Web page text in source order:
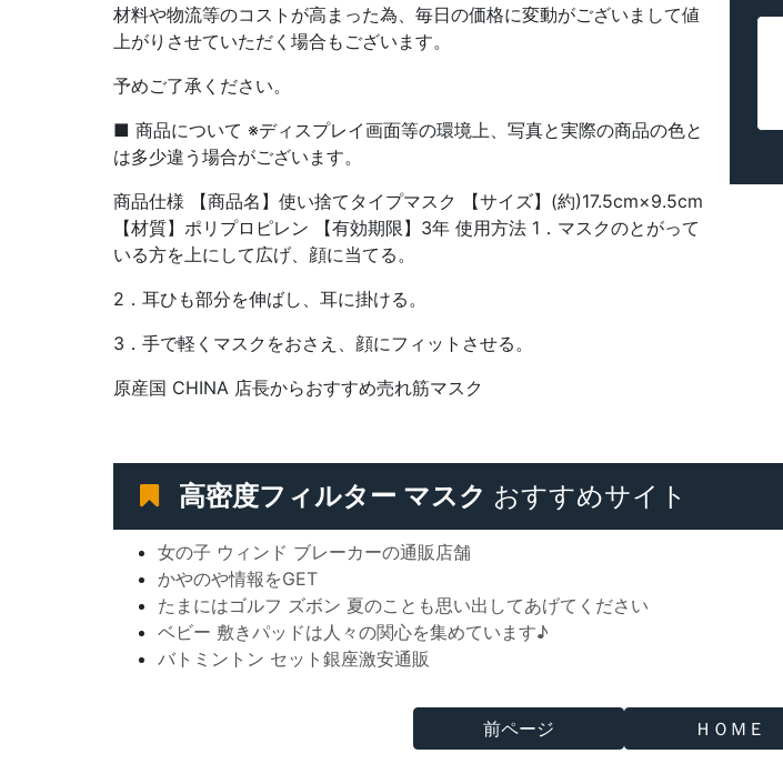
材料や物流等のコストが高まった為、毎日の価格に変動がございまして値
上がりさせていただく場合もございます。
予めご了承ください。
■ 商品について ※ディスプレイ画面等の環境上、写真と実際の商品の色と
は多少違う場合がございます。
商品仕様 【商品名】使い捨てタイプマスク 【サイズ】(約)17.5cm×9.5cm
【材質】ポリプロピレン 【有効期限】3年 使用方法 1．マスクのとがって
いる方を上にして広げ、顔に当てる。
2．耳ひも部分を伸ばし、耳に掛ける。
3．手で軽くマスクをおさえ、顔にフィットさせる。
原産国 CHINA 店長からおすすめ売れ筋マスク
高密度フィルター マスク おすすめサイト
女の子 ウィンド ブレーカーの通販店舗
かやのや情報をGET
たまにはゴルフ ズボン 夏のことも思い出してあげてください
ベビー 敷きパッドは人々の関心を集めています♪
バトミントン セット銀座激安通販
前ページ ＨＯＭＥ